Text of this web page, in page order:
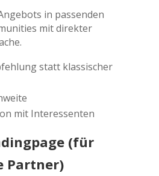
in passenden
mit direkter
statt klassischer
mit Interessenten
(für
Partner)